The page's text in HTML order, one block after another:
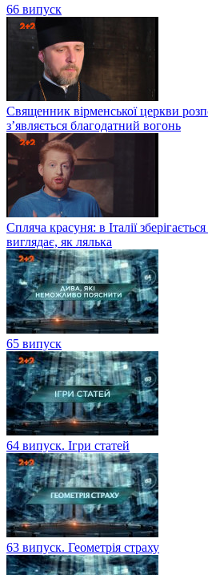
66 випуск
Священник вірменської церкви
з’являється благодатний вогонь
Спляча красуня: в Італії
виглядає, як лялька
65 випуск
64 випуск. Ігри статей
63 випуск. Геометрія страху